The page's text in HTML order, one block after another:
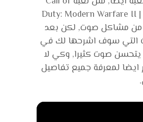
Duty: Modern Warfare II
من مشاكل صوت, لكن بعد
التي سوف اشرحها لك في
صوت كثيرا, وكي لا
ايضا لمعرفة جميع تفاصيل